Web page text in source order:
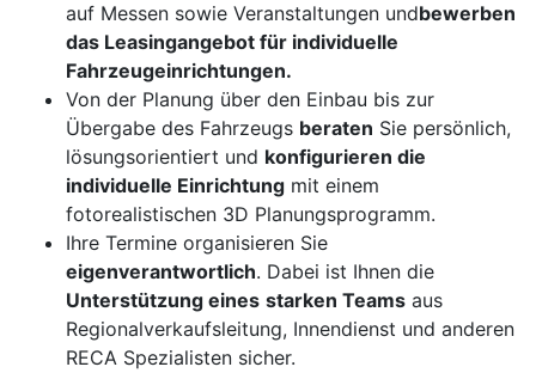
auf Messen sowie Veranstaltungen undbewerben
das Leasingangebot für individuelle
Fahrzeugeinrichtungen.
Von der Planung über den Einbau bis zur
Übergabe des Fahrzeugs beraten Sie persönlich,
lösungsorientiert und konfigurieren die
individuelle Einrichtung mit einem
fotorealistischen 3D Planungsprogramm.
Ihre Termine organisieren Sie
eigenverantwortlich. Dabei ist Ihnen die
Unterstützung eines starken Teams aus
Regionalverkaufsleitung, Innendienst und anderen
RECA Spezialisten sicher.